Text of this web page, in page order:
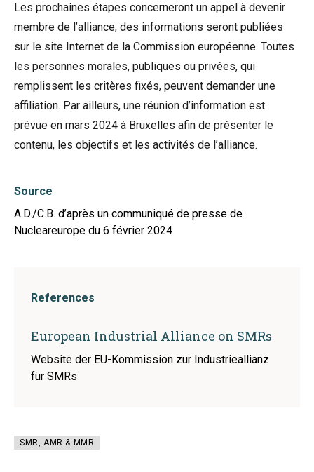
Les prochaines étapes concerneront un appel à devenir
membre de l’alliance; des informations seront publiées
sur le site Internet de la Commission européenne. Toutes
les personnes morales, publiques ou privées, qui
remplissent les critères fixés, peuvent demander une
affiliation. Par ailleurs, une réunion d’information est
prévue en mars 2024 à Bruxelles afin de présenter le
contenu, les objectifs et les activités de l’alliance.
Source
A.D./C.B. d’après un communiqué de presse de
Nucleareurope du 6 février 2024
References
European Industrial Alliance on SMRs
Website der EU-Kommission zur Industrieallianz
für SMRs
SMR, AMR & MMR